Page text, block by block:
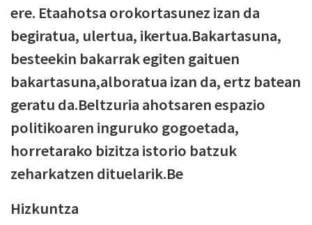
ere. Etaahotsa orokortasunez izan da
begiratua, ulertua, ikertua.Bakartasuna,
besteekin bakarrak egiten gaituen
bakartasuna,alboratua izan da, ertz batean
geratu da.Beltzuria ahotsaren espazio
politikoaren inguruko gogoetada,
horretarako bizitza istorio batzuk
zeharkatzen dituelarik.Be
Hizkuntza